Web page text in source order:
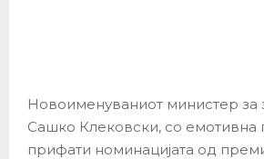
Новоименуваниот министер за
Сашко Клековски, со емотивна
прифати номинацијата од